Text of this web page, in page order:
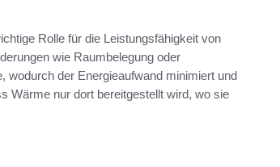
Rolle für die Leistungsfähigkeit von
wie Raumbelegung oder
wodurch der Energieaufwand minimiert und
Wärme nur dort bereitgestellt wird, wo sie